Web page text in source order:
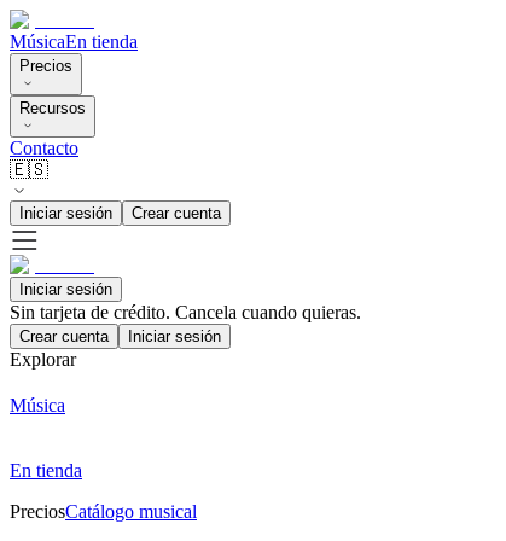
MúsicaEn tienda
Precios
Recursos
Contacto
🇪🇸
Iniciar sesión Crear cuenta
Iniciar sesión
Sin tarjeta de crédito. Cancela cuando quieras.
Crear cuenta Iniciar sesión
Explorar
Música
En tienda
PreciosCatálogo musical